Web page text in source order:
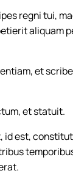
regni tui,
aliquam
et
et statuit.
id est,